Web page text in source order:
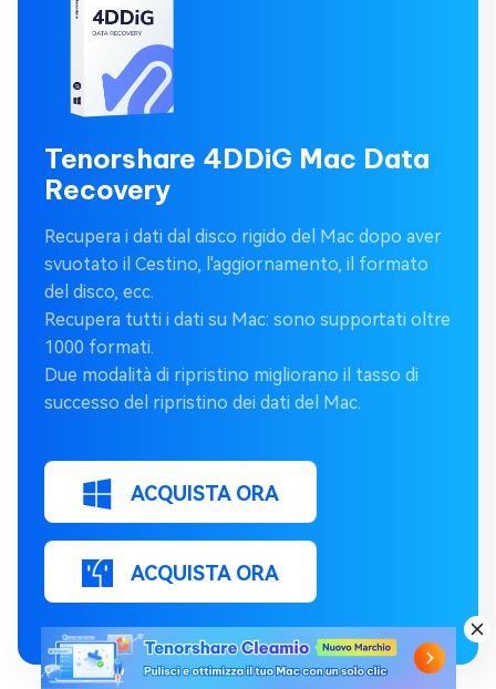
Tenorshare 4DDiG Mac Data
Recovery
Recupera i dati dal disco rigido del Mac dopo aver
svuotato il Cestino, l'aggiornamento, il formato
del disco, ecc.
Recupera tutti i dati su Mac: sono supportati oltre
1000 formati.
Due modalità di ripristino migliorano il tasso di
successo del ripristino dei dati del Mac.
ACQUISTA ORA
ACQUISTA ORA